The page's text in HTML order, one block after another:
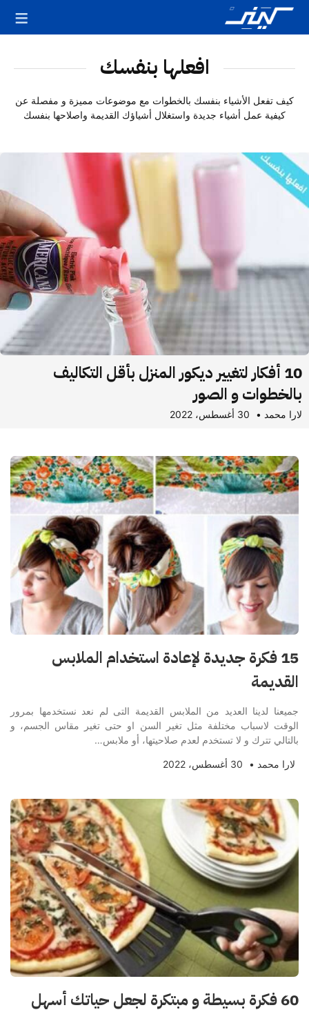
افعلها بنفسك
كيف تفعل الأشياء بنفسك بالخطوات مع موضوعات مميزة و مفصلة عن
كيفية عمل أشياء جديدة واستغلال أشياؤك القديمة واصلاحها بنفسك
مقالة
مميزة
10 أفكار لتغيير ديكور المنزل بأقل التكاليف
بالخطوات و الصور
لارا محمد • 30 أغسطس، 2022
أحدث
المقالات
15 فكرة جديدة لإعادة استخدام الملابس
القديمة
جميعنا لدينا العديد من الملابس القديمة التى لم نعد نستخدمها بمرور
الوقت لاسباب مختلفة مثل تغير السن او حتى تغير مقاس الجسم، و
بالتالي تترك و لا تستخدم لعدم صلاحيتها، أو ملابس…
لارا محمد • 30 أغسطس، 2022
60 فكرة بسيطة و مبتكرة لجعل حياتك أسهل